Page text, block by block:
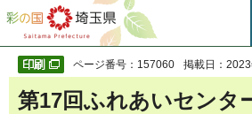
彩の国 埼玉県
ページ番号：157060 掲載日：
第17回ふれあいセンタ